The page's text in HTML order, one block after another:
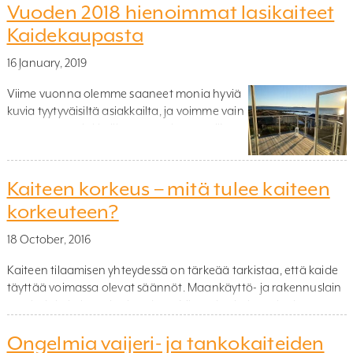
kysymykseen, jota juuri sinä olet miettinyt!
Apunamme meillä on Natalia Lerulf, joka on
yksi asiakaspalvelumme tähdistä.
Ensimmäisessä osassa keskitymme kaiteisiin
ja kysymyksiin, joita saattaa nousta esiin
tuotetta valittaessa. Jos et löydä vastausta
kysymyksessä […]
Vuoden 2018 hienoimmat lasikaiteet
Kaidekaupasta
16 January, 2019
Viime vuonna olemme saaneet monia hyviä
kuvia tyytyväisiltä asiakkailta, ja voimme vain
innoittamana ja nauttia! Lasikaide alumiinia
Tummanharmaa alumiinikaide Kuinka
idyllistä! Tässä aluminikaiteemme on saanut
tolppia, ylityspalkit ja kiinnityspidikkeet, jotka
koristavat kauniin tummanharmaana
verantaa. Eikö olekin hienoa? Ruostumaton
kaide Tässä norjalainen asiakas on valinnut
[…]
Kaiteen korkeus – mitä tulee kaiteen
korkeuteen?
18 October, 2016
Kaiteen tilaamisen yhteydessä on tärkeää tarkistaa, että kaide
täyttää voimassa olevat säännöt. Maankäyttö- ja rakennuslain
suosituksia kaiteen korkeudesta Mitä tulee kaiteen korkeuteen
Kaide tulee rakentaa, kun putoamiskorkeus ylittää 500 mm ja
Ongelmia vaijeri- ja tankokaiteiden